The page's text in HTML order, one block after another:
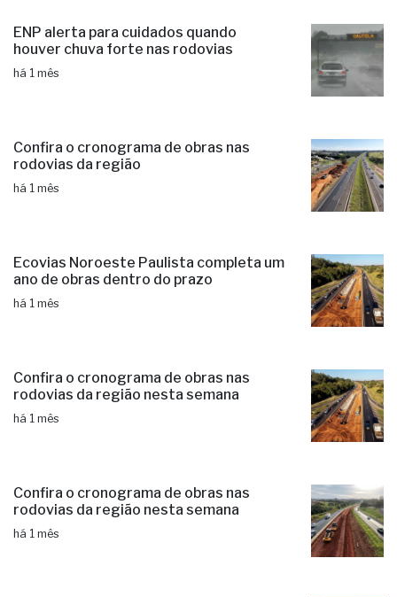
ENP alerta para cuidados quando
houver chuva forte nas rodovias
há 1 mês
Confira o cronograma de obras nas
rodovias da região
há 1 mês
Ecovias Noroeste Paulista completa um
ano de obras dentro do prazo
há 1 mês
Confira o cronograma de obras nas
rodovias da região nesta semana
há 1 mês
Confira o cronograma de obras nas
rodovias da região nesta semana
há 1 mês